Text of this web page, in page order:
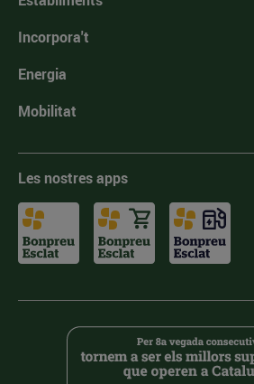
Incorpora't
Energia
Mobilitat
Les nostres apps